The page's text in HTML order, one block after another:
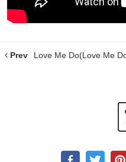
Prev Love Me Do(Love Me